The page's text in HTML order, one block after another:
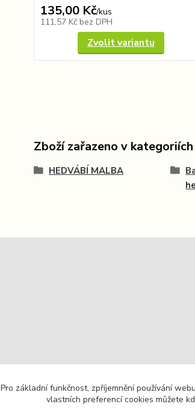
135,00 Kč/kus
111,57 Kč bez DPH
Zvolit variantu
Zboží zařazeno v kategoriích
HEDVÁBÍ MALBA
Pro základní funkčnost, zpříjemnění používání
vlastních preferencí cookies můžete